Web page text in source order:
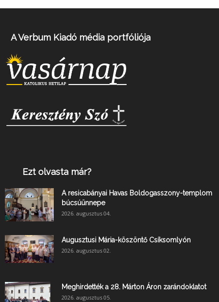
A Verbum Kiadó média portfóliója
Ezt olvasta már?
A resicabányai Havas Boldogasszony-templom
búcsúünnepe
2026. augusztus 04.
Augusztusi Mária-köszöntő Csíksomlyón
2026. augusztus 02.
Meghirdették a 28. Márton Áron zarándoklatot
2026. augusztus 05.